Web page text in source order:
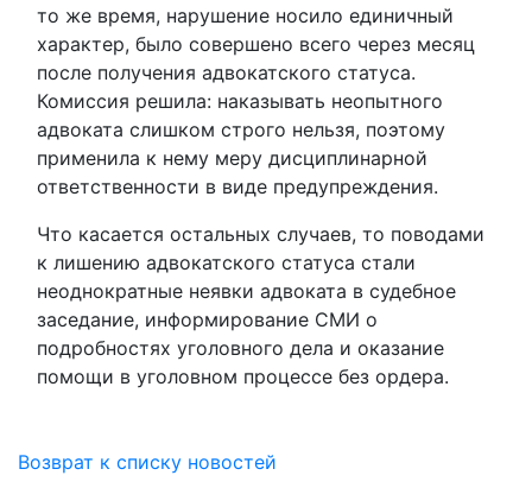
то же время, нарушение носило единичный
характер, было совершено всего через месяц
после получения адвокатского статуса.
Комиссия решила: наказывать неопытного
адвоката слишком строго нельзя, поэтому
применила к нему меру дисциплинарной
ответственности в виде предупреждения.
Что касается остальных случаев, то поводами
к лишению адвокатского статуса стали
неоднократные неявки адвоката в судебное
заседание, информирование СМИ о
подробностях уголовного дела и оказание
помощи в уголовном процессе без ордера.
Возврат к списку новостей